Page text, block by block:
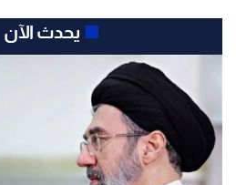
يحدث الآن